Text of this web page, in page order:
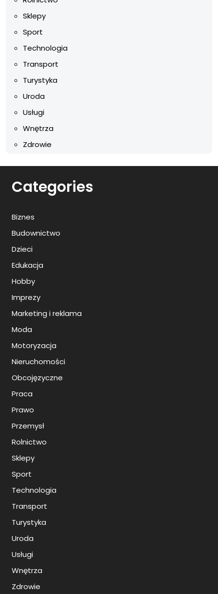
Sklepy
Sport
Technologia
Transport
Turystyka
Uroda
Usługi
Wnętrza
Zdrowie
Categories
Biznes
Budownictwo
Dzieci
Edukacja
Hobby
Imprezy
Marketing i reklama
Moda
Motoryzacja
Nieruchomości
Obcojęzyczne
Praca
Prawo
Przemysł
Rolnictwo
Sklepy
Sport
Technologia
Transport
Turystyka
Uroda
Usługi
Wnętrza
Zdrowie